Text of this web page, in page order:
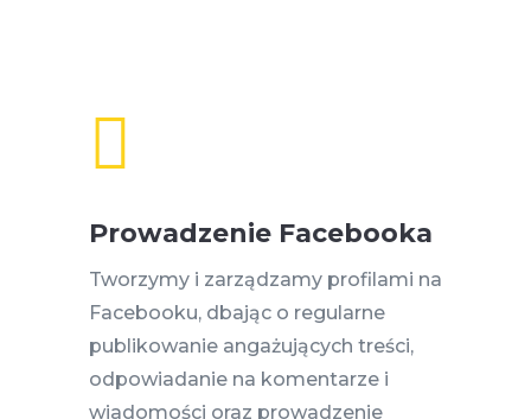

Prowadzenie Facebooka
Tworzymy i zarządzamy profilami na
Facebooku, dbając o regularne
publikowanie angażujących treści,
odpowiadanie na komentarze i
wiadomości oraz prowadzenie